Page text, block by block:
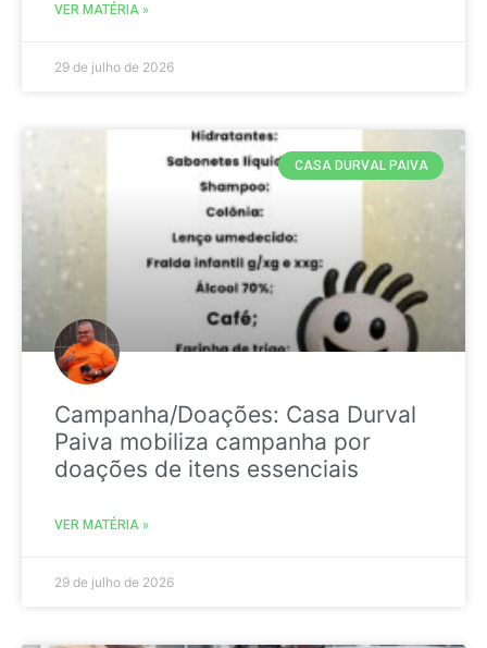
VER MATÉRIA »
29 de julho de 2026
CASA DURVAL PAIVA
Campanha/Doações: Casa Durval
Paiva mobiliza campanha por
doações de itens essenciais
VER MATÉRIA »
29 de julho de 2026